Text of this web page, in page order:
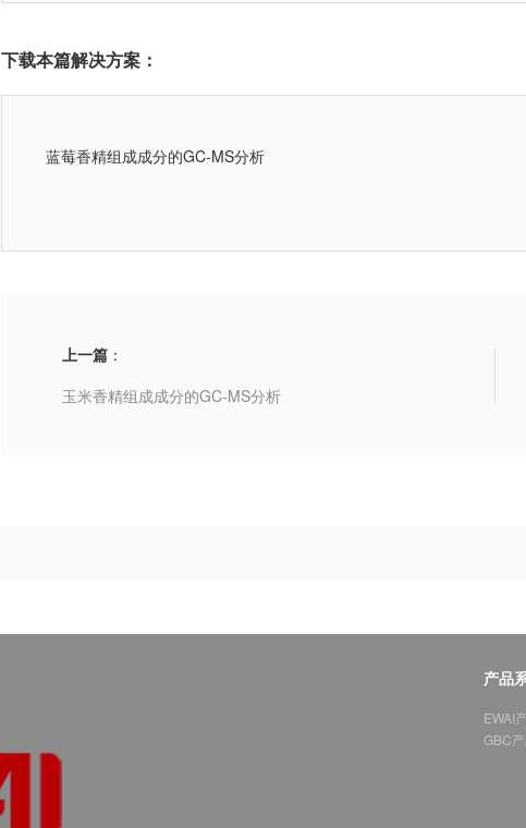
下载本篇解决方案：
蓝莓香精组成成分的GC-MS分析
上一篇 ：
玉米香精组成成分的GC-MS分析
产品
EWAI
GBC